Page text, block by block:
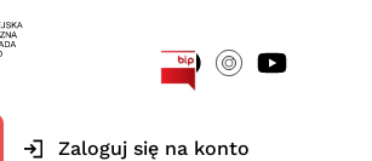
Zaloguj się na konto